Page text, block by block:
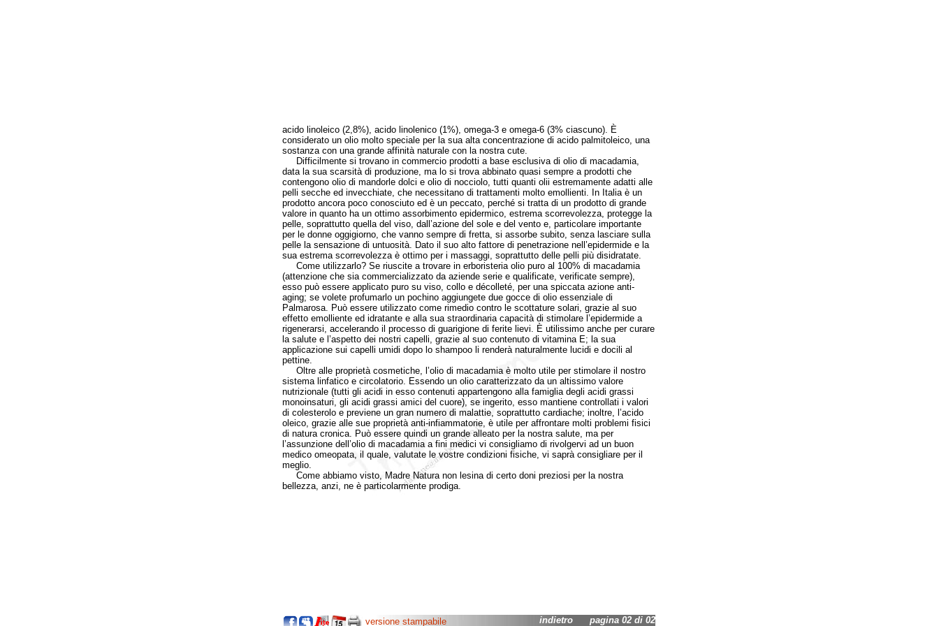
acido linoleico (2,8%), acido linolenico (1%), omega-3 e omega-6 (3% ciascuno). È
considerato un olio molto speciale per la sua alta concentrazione di acido palmitoleico, una
sostanza con una grande affinità naturale con la nostra cute.
Difficilmente si trovano in commercio prodotti a base esclusiva di olio di macadamia,
data la sua scarsità di produzione, ma lo si trova abbinato quasi sempre a prodotti che
contengono olio di mandorle dolci e olio di nocciolo, tutti quanti olii estremamente adatti alle
pelli secche ed invecchiate, che necessitano di trattamenti molto emollienti. In Italia è un
prodotto ancora poco conosciuto ed è un peccato, perché si tratta di un prodotto di grande
valore in quanto ha un ottimo assorbimento epidermico, estrema scorrevolezza, protegge la
pelle, soprattutto quella del viso, dall’azione del sole e del vento e, particolare importante
per le donne oggigiorno, che vanno sempre di fretta, si assorbe subito, senza lasciare sulla
pelle la sensazione di untuosità. Dato il suo alto fattore di penetrazione nell’epidermide e la
sua estrema scorrevolezza è ottimo per i massaggi, soprattutto delle pelli più disidratate.
Come utilizzarlo? Se riuscite a trovare in erboristeria olio puro al 100% di macadamia
(attenzione che sia commercializzato da aziende serie e qualificate, verificate sempre),
esso può essere applicato puro su viso, collo e décolleté, per una spiccata azione anti-
aging; se volete profumarlo un pochino aggiungete due gocce di olio essenziale di
Palmarosa. Può essere utilizzato come rimedio contro le scottature solari, grazie al suo
effetto emolliente ed idratante e alla sua straordinaria capacità di stimolare l’epidermide a
rigenerarsi, accelerando il processo di guarigione di ferite lievi. È utilissimo anche per curare
la salute e l’aspetto dei nostri capelli, grazie al suo contenuto di vitamina E; la sua
applicazione sui capelli umidi dopo lo shampoo li renderà naturalmente lucidi e docili al
pettine.
Oltre alle proprietà cosmetiche, l’olio di macadamia è molto utile per stimolare il nostro
sistema linfatico e circolatorio. Essendo un olio caratterizzato da un altissimo valore
nutrizionale (tutti gli acidi in esso contenuti appartengono alla famiglia degli acidi grassi
monoinsaturi, gli acidi grassi amici del cuore), se ingerito, esso mantiene controllati i valori
di colesterolo e previene un gran numero di malattie, soprattutto cardiache; inoltre, l’acido
oleico, grazie alle sue proprietà anti-infiammatorie, è utile per affrontare molti problemi fisici
di natura cronica. Può essere quindi un grande alleato per la nostra salute, ma per
l’assunzione dell’olio di macadamia a fini medici vi consigliamo di rivolgervi ad un buon
medico omeopata, il quale, valutate le vostre condizioni fisiche, vi saprà consigliare per il
meglio.
Come abbiamo visto, Madre Natura non lesina di certo doni preziosi per la nostra
bellezza, anzi, ne è particolarmente prodiga.
versione stampabile indietropagina 02 di 02